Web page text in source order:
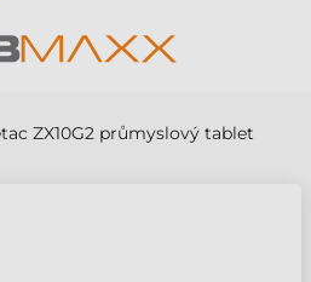
ZX10G2 průmyslový tablet